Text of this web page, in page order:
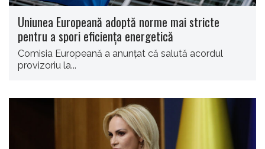
Uniunea Europeană adoptă norme mai stricte
pentru a spori eficiența energetică
Comisia Europeană a anunţat că salută acordul
provizoriu la...